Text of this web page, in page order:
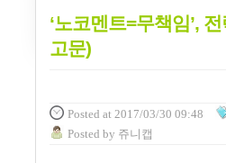
‘노코멘트=무책임’,
고문)
Posted at 2017/03/30 09:48
Posted by 쥬니캡